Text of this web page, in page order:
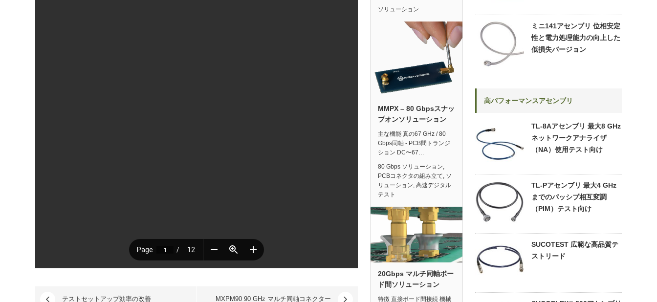
テストセットアップ効率の改善 MXPM90 90 GHz マルチ同軸コネクター
ソリューション
MMPX – 80 Gbpsスナッ
プオンソリューション
主な機能 真の67 GHz / 80
Gbps同軸 - PCB間トランジ
ション DC〜67…
80 Gbps ソリューション,
PCBコネクタの組み立て, ソ
リューション, 高速デジタル
テスト
20Gbps マルチ同軸ボー
ド間ソリューション
特徴 直接ボード間接続 機械
ミニ141アセンブリ 位相安定
性と電力処理能力の向上した
低損失バージョン
高パフォーマンスアセンブリ
TL-8Aアセンブリ 最大8 GHz
ネットワークアナライザ
（NA）使用テスト向け
TL-Pアセンブリ 最大4 GHz
までのパッシブ相互変調
（PIM）テスト向け
SUCOTEST 広範な高品質テ
ストリード